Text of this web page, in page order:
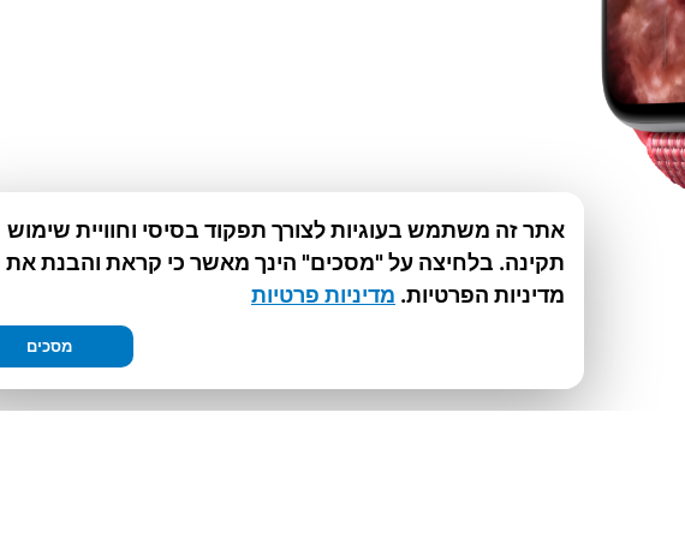
אתר זה משתמש בעוגיות לצורך תפקוד בסיסי וחוויית שימוש
תקינה. בלחיצה על "מסכים" הינך מאשר כי קראת והבנת את
מדיניות הפרטיות. מדיניות פרטיות
מסכים